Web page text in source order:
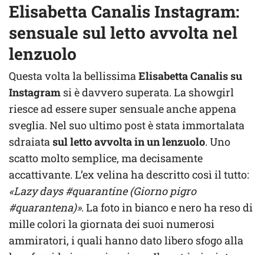
Elisabetta Canalis Instagram:
sensuale sul letto avvolta nel
lenzuolo
Questa volta la bellissimaElisabetta Canalis su
Instagram si è davvero superata. La showgirl
riesce ad essere super sensuale anche appena
sveglia. Nel suo ultimo post è stata immortalata
sdraiatasul letto avvolta in un lenzuolo. Uno
scatto molto semplice, ma decisamente
accattivante. L’ex velina ha descritto così il tutto:
«Lazy days #quarantine (Giorno pigro
#quarantena)». La foto in bianco e nero ha reso di
mille colori la giornata dei suoi numerosi
ammiratori, i quali hanno dato libero sfogo alla